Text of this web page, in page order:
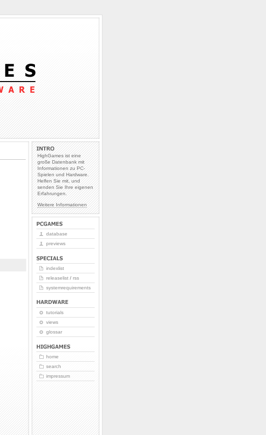
HighGames ist eine
große Datenbank mit
Informationen zu PC-
Spielen und Hardware.
Helfen Sie mit, und
senden Sie Ihre eigenen
Erfahrungen.
Weitere Informationen
database
previews
indexlist
releaselist / rss
systemrequirements
tutorials
views
glossar
home
search
impressum